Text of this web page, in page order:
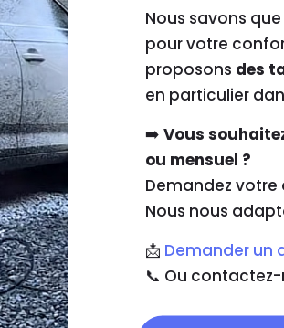
Nous savons
pour votre
proposons des
en particulier
➡️ Vous
ou mensuel ?
Demandez votre
Nous nous
📩 Demander un
📞 Ou